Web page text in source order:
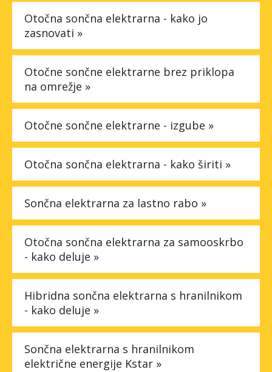
Otočna sončna elektrarna - kako jo
zasnovati »
Otočne sončne elektrarne brez priklopa
na omrežje »
Otočne sončne elektrarne - izgube »
Otočna sončna elektrarna - kako širiti »
Sončna elektrarna za lastno rabo »
Otočna sončna elektrarna za samooskrbo
- kako deluje »
Hibridna sončna elektrarna s hranilnikom
- kako deluje »
Sončna elektrarna s hranilnikom
električne energije Kstar »